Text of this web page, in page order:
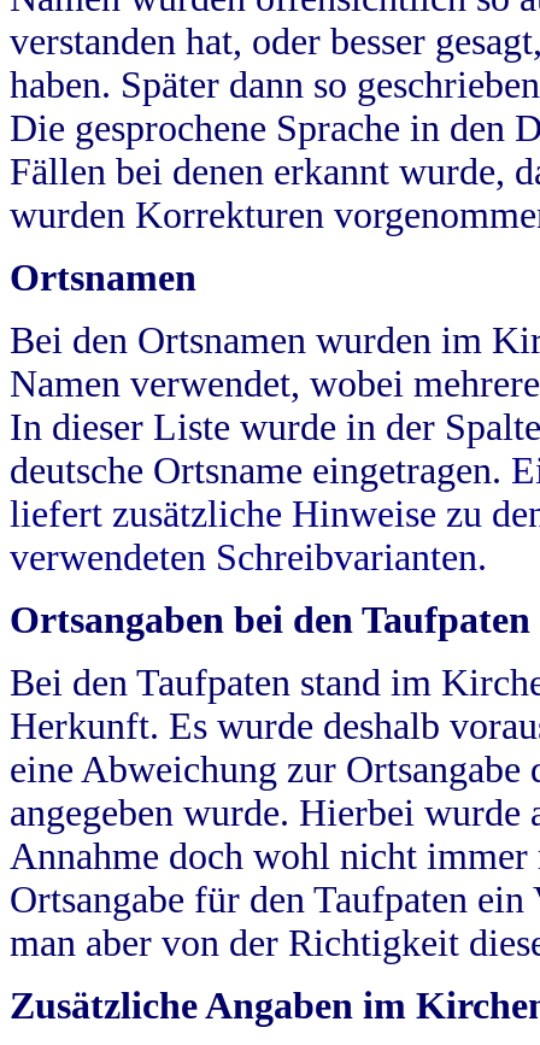
verstanden hat, oder besser
haben. Später dann so
Die gesprochene Sprache in
Fällen bei denen erkannt wurde,
wurden Korrekturen
Ortsnamen
Bei den Ortsnamen wurden im
Namen verwendet, wobei
In dieser Liste wurde in der
deutsche Ortsname eingetragen.
liefert zusätzliche Hinweise zu
verwendeten Schreibvarianten.
Ortsangaben bei den Taufpaten
Bei den Taufpaten stand im
Herkunft. Es wurde deshalb
eine Abweichung zur
angegeben wurde. Hierbei wurde
Annahme doch wohl nicht
Ortsangabe für den Taufpaten
man aber von der Richtigkeit
Zusätzliche Angaben im